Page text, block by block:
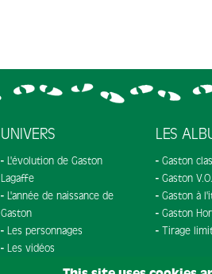
UNIVERS
L'évolution de Gaston
Lagaffe
L'année de naissance de
Gaston
Les personnages
Les vidéos
LES
Gaston
Gaston V.O.
Gaston à
Gaston
Tirage